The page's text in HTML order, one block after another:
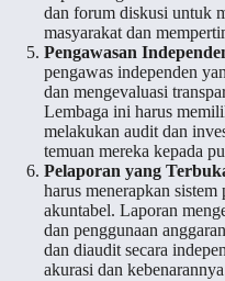
dan forum diskusi untuk
masyarakat dan
Pengawasan
pengawas independen
dan mengevaluasi
Lembaga ini harus
melakukan audit dan
temuan mereka kepada
Pelaporan yang
harus menerapkan
akuntabel. Laporan
dan penggunaan
dan diaudit secara
akurasi dan